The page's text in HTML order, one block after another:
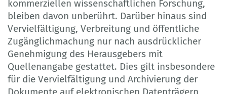
kommerziellen wissenschaftlichen Forschung,
bleiben davon unberührt. Darüber hinaus sind
Vervielfältigung, Verbreitung und öffentliche
Zugänglichmachung nur nach ausdrücklicher
Genehmigung des Herausgebers mit
Quellenangabe gestattet. Dies gilt insbesondere
für die Vervielfältigung und Archivierung der